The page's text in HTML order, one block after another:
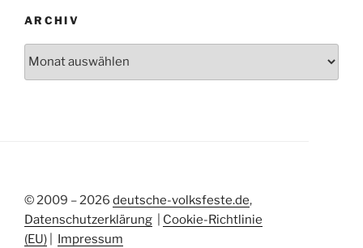
o
e
n
ARCHIV
© 2009 – 2026 deutsche-volksfeste.de,
Datenschutzerklärung
Cookie-Richtlinie
(EU)
Impressum